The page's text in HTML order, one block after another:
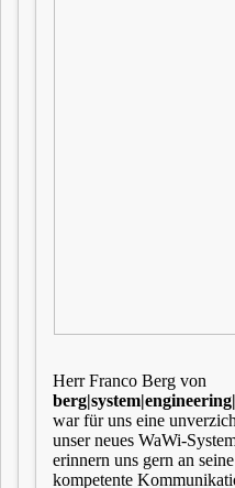
Herr Franco Berg von
berg|system|engineering|
war für uns eine
unser neues WaWi-
erinnern uns gern an
kompetente